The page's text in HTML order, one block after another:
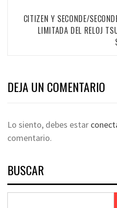
CITIZEN Y SECONDE/
LIMITADA DEL RELOJ
DEJA UN COMENTARIO
Lo siento, debes estar
comentario.
BUSCAR